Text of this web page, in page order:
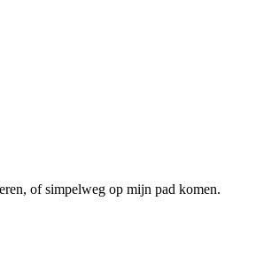
of simpelweg op mijn pad komen.